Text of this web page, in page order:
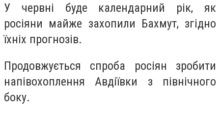
У червні буде календарний рік, як
росіяни майже захопили Бахмут, згідно
їхніх прогнозів.
Продовжується спроба росіян зробити
напівохоплення Авдіївки з північного
боку.